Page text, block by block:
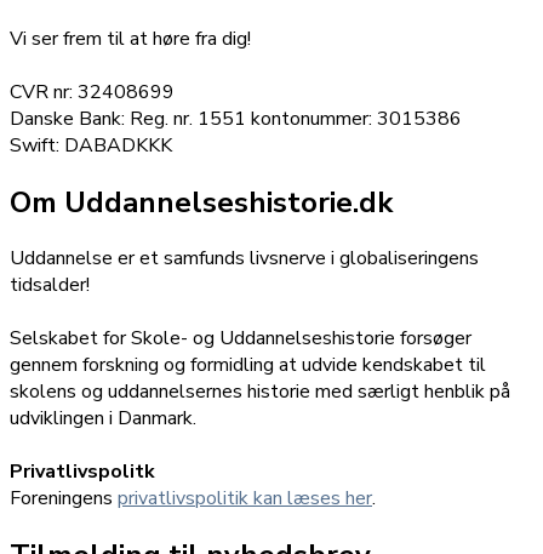
Vi ser frem til at høre fra dig!
CVR nr: 32408699
Danske Bank: Reg. nr. 1551 kontonummer: 3015386
Swift: DABADKKK
Om Uddannelseshistorie.dk
Uddannelse er et samfunds livsnerve i globaliseringens
tidsalder!
Selskabet for Skole- og Uddannelseshistorie forsøger
gennem forskning og formidling at udvide kendskabet til
skolens og uddannelsernes historie med særligt henblik på
udviklingen i Danmark.
Privatlivspolitk
Foreningens privatlivspolitik kan læses her.